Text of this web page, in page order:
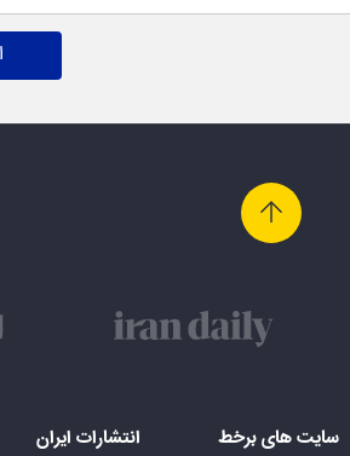
سایت های برخط انتشارات ایران